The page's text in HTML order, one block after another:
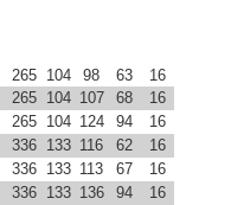
265 104 98 63
16
265 104 107 68
16
265 104 124 94
16
336 133 116 62
16
336 133 113 67
16
336 133 136 94
16